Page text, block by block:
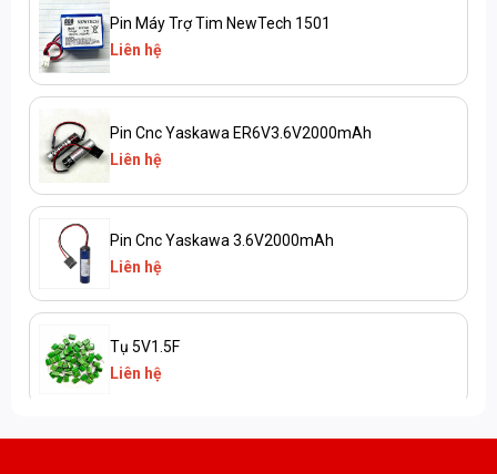
Pin Máy Trợ Tim NewTech 1501
Liên hệ
Pin Cnc Yaskawa ER6V3.6V2000mAh
Liên hệ
Pin Cnc Yaskawa 3.6V2000mAh
Liên hệ
Tụ 5V1.5F
Liên hệ